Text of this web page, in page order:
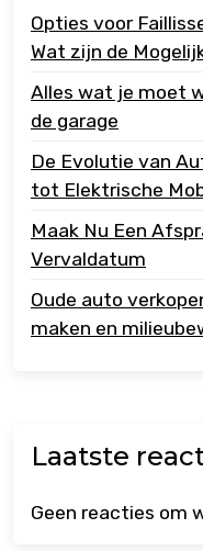
Opties voor
Wat zijn de
Alles wat je moet
de garage
De Evolutie van
tot Elektrische
Maak Nu Een
Vervaldatum
Oude auto
maken en
Laatste
Geen reacties om